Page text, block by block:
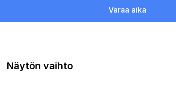
Varaa aika
Näytön vaihto